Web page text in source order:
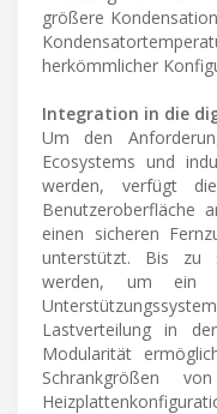
größere
herkömmlicher
Integration in die
Um den
Ecosystems und
werden, verfügt
Benutzeroberfläche
einen sicheren
unterstützt. Bis zu
werden, um ein
Lastverteilung in
Modularität
Schrankgrößen